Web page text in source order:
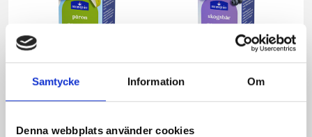
Samtycke Information Om
Denna webbplats använder cookies